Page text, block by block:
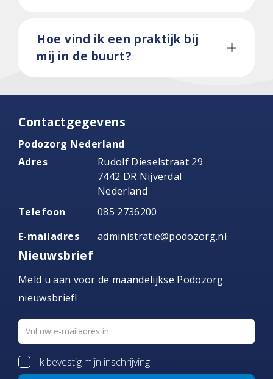
Hoe vind ik een praktijk bij
mij in de buurt?
Contactgegevens
Podozorg Nederland
Adres
Rudolf Dieselstraat 29
7442 DR Nijverdal
Nederland
Telefoon
085 2736200
E-mailadres
administratie@podozorg.nl
Nieuwsbrief
Meld u aan voor de maandelijkse Podozorg
nieuwsbrief!